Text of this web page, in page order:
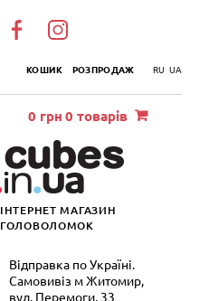
КОШИК РОЗПРОДАЖ RU UA
ІНТЕРНЕТ МАГАЗИН
ГОЛОВОЛОМОК
Відправка по Україні.
Самовивіз м Житомир,
вул. Перемоги, 33
0 грн 0 товарів